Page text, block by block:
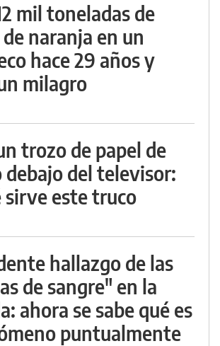
mil toneladas de
de naranja en un
hace 29 años y
milagro
trozo de papel de
del televisor:
sirve este truco
hallazgo de las
de sangre" en la
ahora se sabe qué es
puntualmente